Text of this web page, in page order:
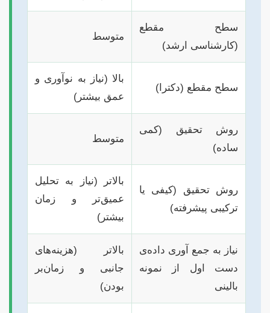
سطح مقطع
(کارشناسی ارشد)
متوسط
سطح مقطع (دکترا)
بالا (نیاز به نوآوری و
عمق بیشتر)
روش تحقیق (کمی
ساده)
متوسط
روش تحقیق (کیفی یا
ترکیبی پیشرفته)
بالاتر (نیاز به تحلیل
عمیق‌تر و زمان
بیشتر)
نیاز به جمع آوری داده‌ی
دست اول از نمونه
بالینی
بالاتر (هزینه‌های
جانبی و زمان‌بر
بودن)